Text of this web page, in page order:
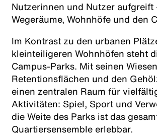
Nutzerinnen und Nutzer aufgreift
Wegeräume, Wohnhöfe und den
Im Kontrast zu den urbanen
kleinteiligeren Wohnhöfen steht
Campus-Parks. Mit seinen
Retentionsflächen und den
einen zentralen Raum für
Aktivitäten: Spiel, Sport und
die Weite des Parks ist das
Quartiersensemble erlebbar.